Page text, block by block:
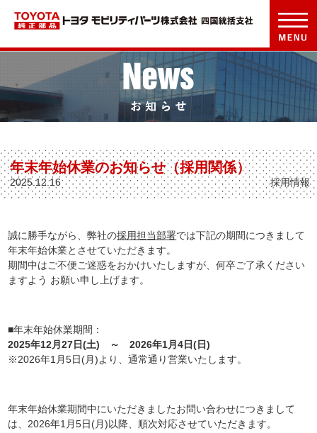
年末年始休業のお知らせ（採用関係）
2025.12.16 採用情報
誠に勝手ながら、弊社の採用担当部署では下記の期間につきまして
年末年始休業とさせていただきます。
期間中はご不便ご迷惑をおかけいたしますが、何卒ご了承ください
ますよう お願い申し上げます。
■年末年始休業期間：
2025年12月27日(土) ～ 2026年1月4日(日)
※2026年1月5日(月)より、通常通り営業いたします。
年末年始休業期間中にいただきましたお問い合わせにつきまして
は、2026年1月5日(月)以降、順次対応させていただきます。